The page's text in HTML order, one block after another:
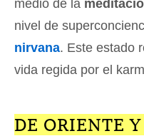
medio de la
nivel de
nirvana. Este estado
vida regida por el
DE ORIENTE